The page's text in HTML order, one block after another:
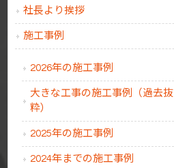
社長より挨拶
施工事例
2026年の施工事例
大きな工事の施工事例（過去抜
粋）
2025年の施工事例
2024年までの施工事例